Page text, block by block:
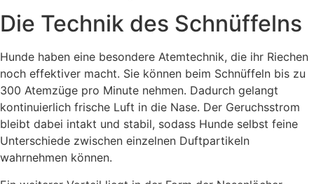
Die Technik des Schnüffelns
Hunde haben eine besondere Atemtechnik, die ihr Riechen
noch effektiver macht. Sie können beim Schnüffeln bis zu
300 Atemzüge pro Minute nehmen. Dadurch gelangt
kontinuierlich frische Luft in die Nase. Der Geruchsstrom
bleibt dabei intakt und stabil, sodass Hunde selbst feine
Unterschiede zwischen einzelnen Duftpartikeln
wahrnehmen können.